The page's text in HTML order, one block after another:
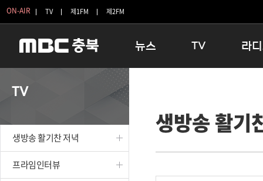
ON-AIR TV 제1FM 제2FM
뉴스
보은
TV
인생내컷
테마기행 길
시청자 FLEX
라
16:00
우리 고
TV
생방송 활기찬 저녁
프라임인터뷰
생방송 활기